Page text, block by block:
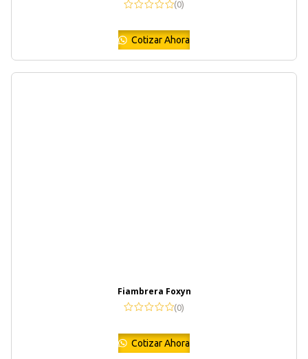
(0)
Cotizar Ahora
Fiambrera Foxyn
(0)
Cotizar Ahora